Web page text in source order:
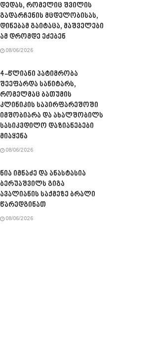
დედას, რომელიც შვილის
გადარჩენის მცდელობისას,
დინებამ გაიტაცა, მაშველები
ამ დრომდე ეძებენ
08/06/2026
4-წლიანი პატიმრობა
შეეფარდა სანიტარს,
რომელმაც ბათუმის
კლინიკის საპირფარეშოში
იმშობიარა და ახალშობილს
სასიკვდილო დაზიანებები
მიაყენა
08/06/2026
ნია იმნაძე და ანასტასია
ბერუაშვილს გიგა
ავალიანის საქმეზე ბრალი
წარედგინათ
08/06/2026